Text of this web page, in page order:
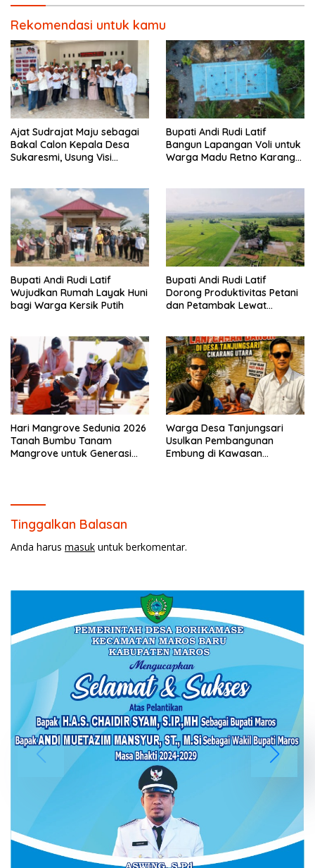
Rekomendasi untuk kamu
Ajat Sudrajat Maju sebagai
Bakal Calon Kepala Desa
Sukaresmi, Usung Visi
Bupati Andi Rudi Latif
Bangun Lapangan Voli untuk
Warga Madu Retno Karang
Bupati Andi Rudi Latif
Wujudkan Rumah Layak Huni
bagi Warga Kersik Putih
Bupati Andi Rudi Latif
Dorong Produktivitas Petani
dan Petambak Lewat
Hari Mangrove Sedunia 2026
Tanah Bumbu Tanam
Mangrove untuk Generasi
Warga Desa Tanjungsari
Usulkan Pembangunan
Embung di Kawasan
Tinggalkan Balasan
Anda harus masuk untuk berkomentar.